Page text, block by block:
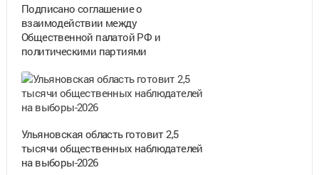
Подписано соглашение о
взаимодействии между
Общественной палатой РФ и
политическими партиями
Ульяновская область готовит 2,5
тысячи общественных наблюдателей
на выборы-2026